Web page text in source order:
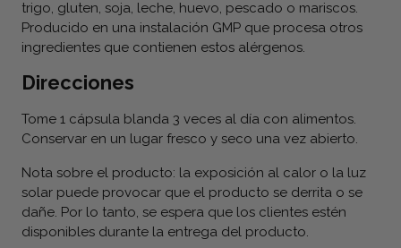
trigo, gluten, soja, leche, huevo, pescado o mariscos.
Producido en una instalación GMP que procesa otros
ingredientes que contienen estos alérgenos.
Direcciones
Tome 1 cápsula blanda 3 veces al día con alimentos.
Conservar en un lugar fresco y seco una vez abierto.
Nota sobre el producto: la exposición al calor o la luz
solar puede provocar que el producto se derrita o se
dañe. Por lo tanto, se espera que los clientes estén
disponibles durante la entrega del producto.